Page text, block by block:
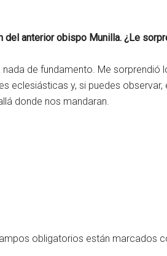
anterior obispo Munilla. ¿Le
de fundamento. Me
eclesiásticas y, si puedes
donde nos mandaran.
obligatorios están marcados